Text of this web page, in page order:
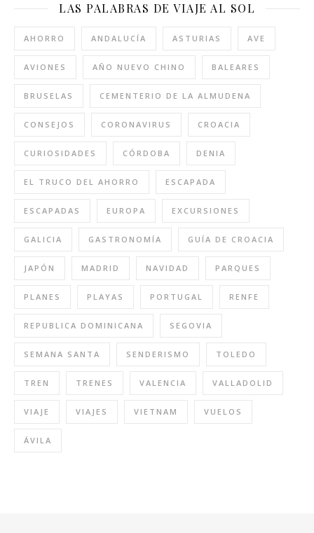
LAS PALABRAS DE VIAJE AL SOL
AHORRO ANDALUCÍA ASTURIAS AVE
AVIONES AÑO NUEVO CHINO BALEARES
BRUSELAS CEMENTERIO DE LA ALMUDENA
CONSEJOS CORONAVIRUS CROACIA
CURIOSIDADES CÓRDOBA DENIA
EL TRUCO DEL AHORRO ESCAPADA
ESCAPADAS EUROPA EXCURSIONES
GALICIA GASTRONOMÍA GUÍA DE CROACIA
JAPÓN MADRID NAVIDAD PARQUES
PLANES PLAYAS PORTUGAL RENFE
REPUBLICA DOMINICANA SEGOVIA
SEMANA SANTA SENDERISMO TOLEDO
TREN TRENES VALENCIA VALLADOLID
VIAJE VIAJES VIETNAM VUELOS
ÁVILA